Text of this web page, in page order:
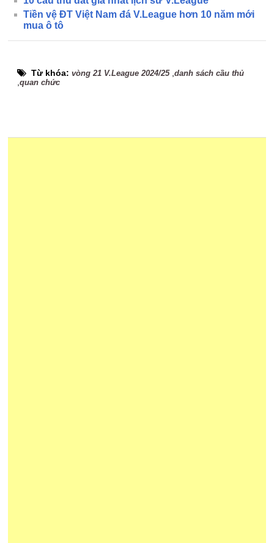
Tiền vệ ĐT Việt Nam đá V.League hơn 10 năm mới
mua ô tô
Từ khóa:vòng 21 V.League 2024/25,danh sách cầu thủ
,quan chức